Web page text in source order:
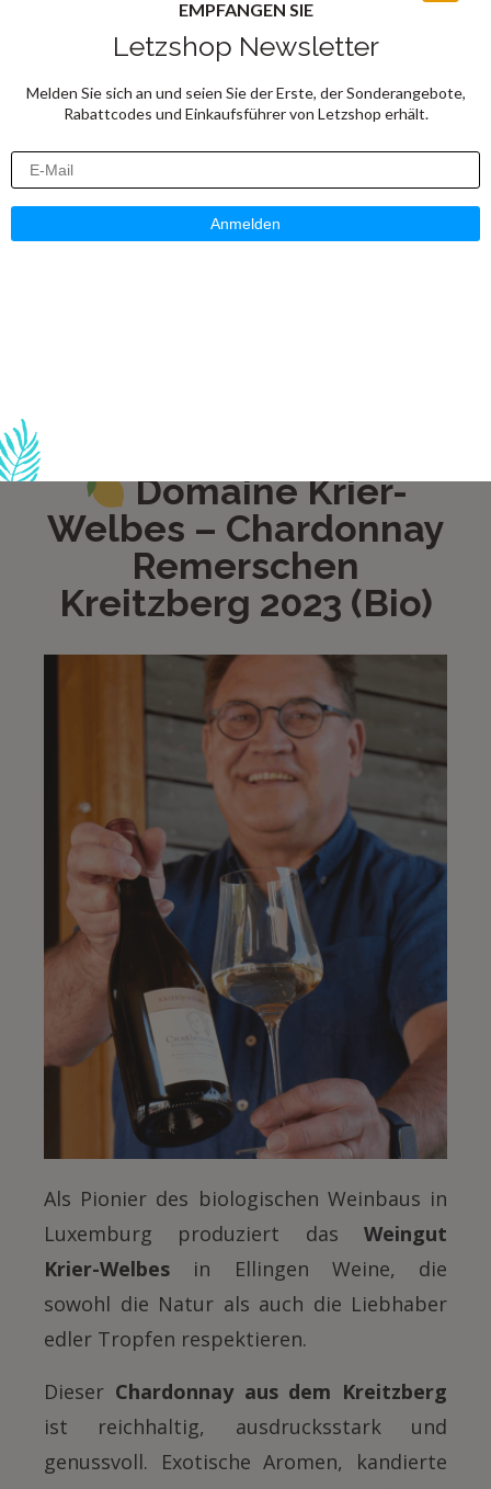
Säurestruktur und feine Textur machen
ihn zu einem echten Genussrosé – sowohl
als Aperitif als auch als Essensbegleiter.
mediterrane Gerichte, feine Gemüsetartes
– oder einfach mit Freunden beim
Sonnenuntergang.
Domaine Krier-
Welbes – Chardonnay
Remerschen
Kreitzberg 2023 (Bio)
Als Pionier des biologischen Weinbaus in
Luxemburg produziert das Weingut
Krier-Welbes in Ellingen Weine, die
sowohl die Natur als auch die Liebhaber
edler Tropfen respektieren.
Dieser Chardonnay aus dem Kreitzberg
ist reichhaltig, ausdrucksstark und
genussvoll. Exotische Aromen, kandierte
EMPFANGEN SIE
Letzshop Newsletter
Melden Sie sich an und seien Sie der Erste, der Sonderangebote,
Rabattcodes und Einkaufsführer von Letzshop erhält.